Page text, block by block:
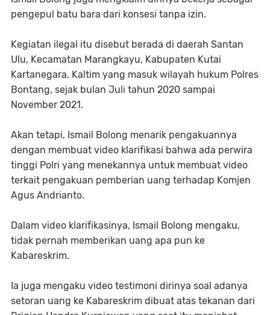
pengepul batu bara dari konsesi tanpa izin.
Kegiatan ilegal itu disebut berada di daerah Santan
Ulu, Kecamatan Marangkayu, Kabupaten Kutai
Kartanegara, Kaltim yang masuk wilayah hukum Polres
Bontang, sejak bulan Juli tahun 2020 sampai
November 2021.
Akan tetapi, Ismail Bolong menarik pengakuannya
dengan membuat video klarifikasi bahwa ada perwira
tinggi Polri yang menekannya untuk membuat video
terkait pengakuan pemberian uang terhadap Komjen
Agus Andrianto.
Dalam video klarifikasinya, Ismail Bolong mengaku,
tidak pernah memberikan uang apa pun ke
Kabareskrim.
Ia juga mengaku video testimoni dirinya soal adanya
setoran uang ke Kabareskrim dibuat atas tekanan dari